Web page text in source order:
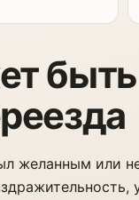
желанным или